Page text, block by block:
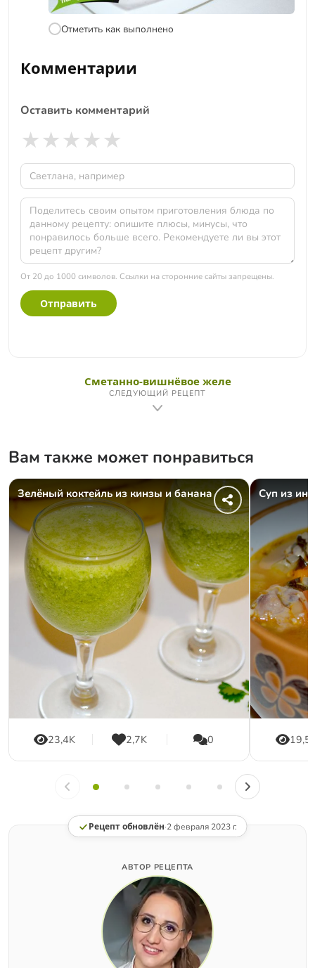
Отметить как выполнено
Комментарии
Оставить комментарий
★★★★★
От 20 до 1000 символов. Ссылки на сторонние сайты запрещены.
Отправить
Сметанно-вишнёвое желе
СЛЕДУЮЩИЙ РЕЦЕПТ
Вам также может понравиться
Зелёный коктейль из кинзы и банана
23,4K 2,7K 0
Суп из
Рецепт обновлён·2 февраля 2023 г.
АВТОР РЕЦЕПТА